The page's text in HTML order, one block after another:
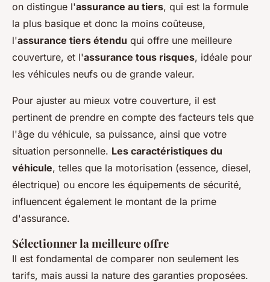
on distingue l'assurance au tiers, qui est la formule
la plus basique et donc la moins coûteuse,
l'assurance tiers étendu qui offre une meilleure
couverture, et l'assurance tous risques, idéale pour
les véhicules neufs ou de grande valeur.
Pour ajuster au mieux votre couverture, il est
pertinent de prendre en compte des facteurs tels que
l'âge du véhicule, sa puissance, ainsi que votre
situation personnelle. Les caractéristiques du
véhicule, telles que la motorisation (essence, diesel,
électrique) ou encore les équipements de sécurité,
influencent également le montant de la prime
d'assurance.
Sélectionner la meilleure offre
Il est fondamental de comparer non seulement les
tarifs, mais aussi la nature des garanties proposées.